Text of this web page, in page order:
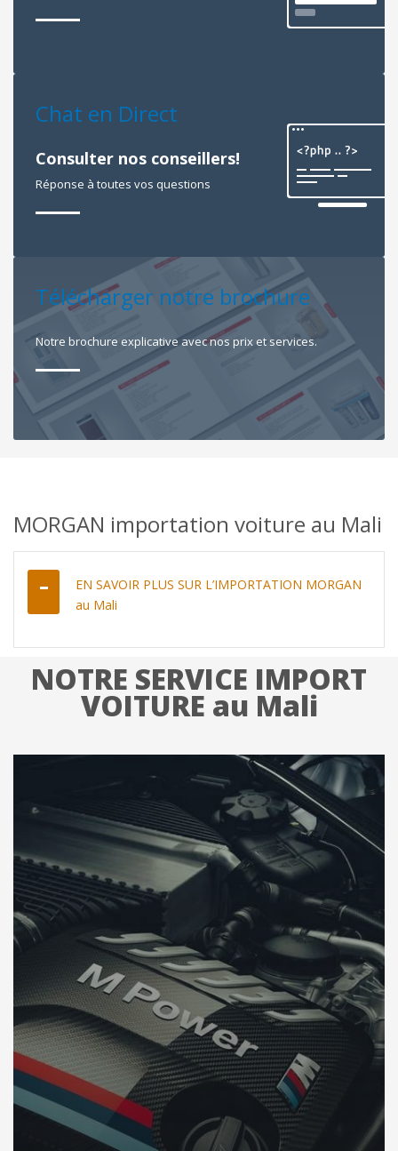
Chat en Direct
Consulter nos conseillers!
Réponse à toutes vos questions
Télécharger notre brochure
Notre brochure explicative avec nos prix et services.
MORGAN importation voiture au Mali
EN SAVOIR PLUS SUR L’IMPORTATION MORGAN
au Mali
NOTRE SERVICE IMPORT
VOITURE au Mali